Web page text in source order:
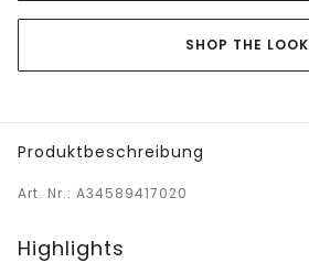
SHOP THE LOOK
Produktbeschreibung
Art. Nr.: A34589417020
Highlights